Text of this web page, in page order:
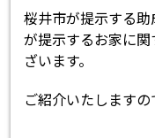
桜井市が提示する
が提示するお家に
ざいます。
ご紹介いたしますの